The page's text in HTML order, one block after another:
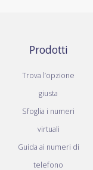
Prodotti
Trova l’opzione
giusta
Sfoglia i numeri
virtuali
Guida ai numeri di
telefono